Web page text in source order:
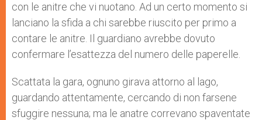
con le anitre che vi nuotano. Ad un certo momento si
lanciano la sfida a chi sarebbe riuscito per primo a
contare le anitre. Il guardiano avrebbe dovuto
confermare l’esattezza del numero delle paperelle.
Scattata la gara, ognuno girava attorno al lago,
guardando attentamente, cercando di non farsene
sfuggire nessuna; ma le anatre correvano spaventate